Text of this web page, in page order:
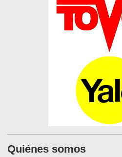
Quiénes somos